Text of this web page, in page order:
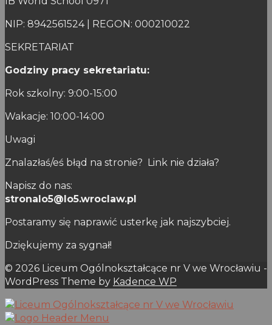
NIP: 8942561524 | REGON: 000210022
SEKRETARIAT
Godziny pracy sekretariatu:
Rok szkolny: 9:00-15:00
Wakacje: 10:00-14:00
Uwagi
Znalazłaś/eś błąd na stronie? Link nie działa?
Napisz do nas:
stronalo5@lo5.wroclaw.pl
Postaramy się naprawić usterkę jak najszybciej.
Dziękujemy za sygnał!
© 2026 Liceum Ogólnokształcące nr V we Wrocławiu -
WordPress Theme by Kadence WP